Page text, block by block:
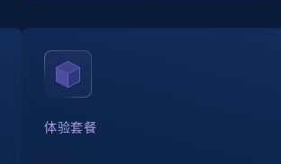
Crunchbase companies information
Name, URL, ID, Cb rank, Region, About,
体验套餐